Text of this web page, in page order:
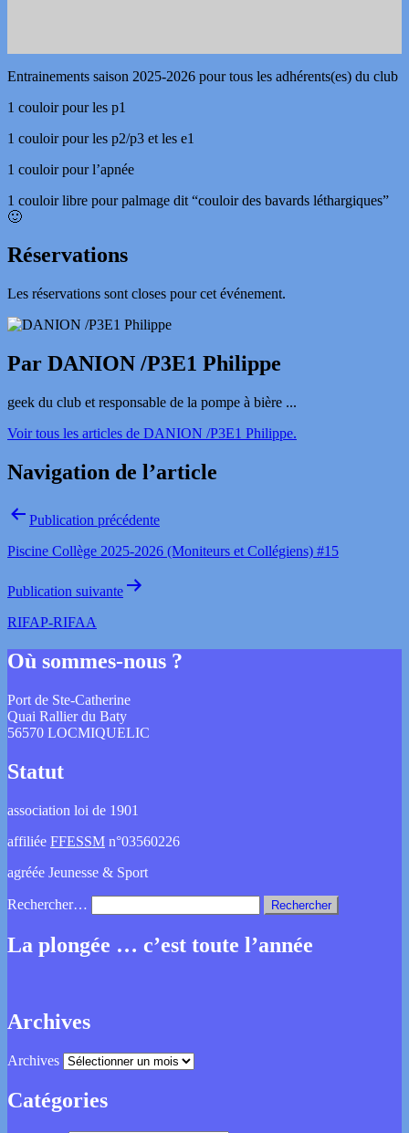
Entrainements saison 2025-2026 pour tous les adhérents(es) du club
1 couloir pour les p1
1 couloir pour les p2/p3 et les e1
1 couloir pour l’apnée
1 couloir libre pour palmage dit “couloir des bavards léthargiques”
🙂
Réservations
Les réservations sont closes pour cet événement.
Par DANION /P3E1 Philippe
geek du club et responsable de la pompe à bière ...
Voir tous les articles de DANION /P3E1 Philippe.
Navigation de l’article
Publication précédente
Piscine Collège 2025-2026 (Moniteurs et Collégiens) #15
Publication suivante
RIFAP-RIFAA
Où sommes-nous ?
Port de Ste-Catherine
Quai Rallier du Baty
56570 LOCMIQUELIC
Statut
association loi de 1901
affiliée FFESSM n°03560226
agréée Jeunesse & Sport
Rechercher…
La plongée … c’est toute l’année
Archives
Archives
Catégories